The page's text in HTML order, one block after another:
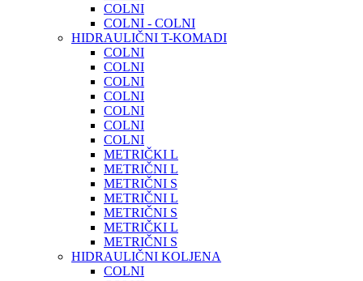
COLNI
COLNI - COLNI
HIDRAULIČNI T-KOMADI
COLNI
COLNI
COLNI
COLNI
COLNI
COLNI
COLNI
METRIČKI L
METRIČNI L
METRIČNI S
METRIČNI L
METRIČNI S
METRIČKI L
METRIČNI S
HIDRAULIČNI KOLJENA
COLNI